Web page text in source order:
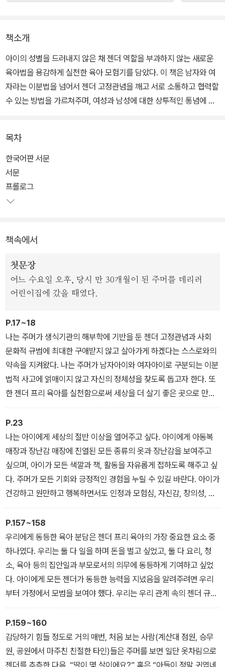
책소개
아이의 성별을 드러내지 않은 채 젠더 역할을 부과하지 않는 새로운
육아법을 용감하게 실천한 육아 모험기를 담았다. 이 책은 남자와 여
자라는 이분법을 넘어서 젠더 고정관념을 깨고 서로 소통하고 협력할
수 있는 방법을 가르쳐주며, 여성과 남성에 대한 상투적인 통념에 맞
저자는 이 전복적인 육아법의 목표가 ‘성별’을 없애려는 것이 아니라,
‘성차별’을 없애려는 것임을 분명히 한다. 『젠더 프리』는 부모나 젠더
프리 육아를 실천하는 이들만을 위한 책이 아니다. 한때 어린이였고,
젠더의 영향을 받는 문화권에서 살아본 경험이 있다면 누구나 크게
공감할 수 있다. 『젠더 프리』는 세상의 절반 이상을 열어주며, 내일의
목차
한국어판 서문
서문
프롤로그
책속에서
첫문장
어느 수요일 오후, 당시 만 30개월이 된 주머를 데리러
어린이집에 갔을 때였다.
P.17~18
나는 주머가 생식기관의 해부학에 기반을 둔 젠더 고정관념과 사회
문화적 규범에 최대한 구애받지 않고 살아가게 하겠다는 스스로와의
약속을 지켜왔다. 나는 주머가 남자아이와 여자아이로 구분되는 이분
법적 사고에 얽매이지 않고 자신의 정체성을 찾도록 돕고자 한다. 또
한 젠더 프리 육아를 실천함으로써 세상을 더 살기 좋은 곳으로 만들
수 있으리라는 믿음도 갖고 있다. 젠더 프리 육아의 목표는 젠더를 제
거하는 것이 아니라, 젠더에서 비롯되는 차별과 격차, 폭력을 없애는
것이다. 나는 젠더가 없는 세상이 아닌, 오히려 다양한 젠더로 가득한
세상을 만드는 데 기여하고 싶다.
P.23
나는 아이에게 세상의 절반 이상을 열어주고 싶다. 아이에게 아동복
매장과 장난감 매장에 진열된 모든 종류의 옷과 장난감을 보여주고
싶으며, 아이가 모든 색깔과 책, 활동을 자유롭게 접하도록 해주고 싶
다. 주머가 모든 기회와 긍정적인 경험을 누릴 수 있길 바란다. 아이가
건강하고 원만하고 행복하면서도 인정과 모험심, 자신감, 창의성, 정
서적 이해심이 넘치는 친절하고 적극적인 사람이 되길 바란다. 여기
에 젠더 이분법은 아무런 도움이 되지 않는다.
P.157~158
우리에게 동등한 육아 분담은 젠더 프리 육아의 가장 중요한 요소 중
하나였다. 우리는 둘 다 일을 하며 돈을 벌고 싶었고, 둘 다 요리, 청
소, 육아 등의 집안일과 부모로서의 의무에 동등하게 기여하고 싶었
다. 아이에게 모든 젠더가 동등한 능력을 지녔음을 알려주려면 우리
부터 가정에서 모범을 보여야 했다. 우리는 우리 관계 속의 젠더 규범
을 어떻게 제거해나갈지에 대해 지속적이고 의식적인 대화를 나눴다.
마침내 보호막에 금이 가고 있었기 때문이다. 첫 1년이 지나고 나자,
세상이 주머에게 영향을 미치기 시작했다.
P.159~160
감당하기 힘들 정도로 거의 매번, 처음 보는 사람(계산대 점원, 승무
원, 공원에서 마주친 친절한 타인)들은 주머를 보면 일단 옷차림으로